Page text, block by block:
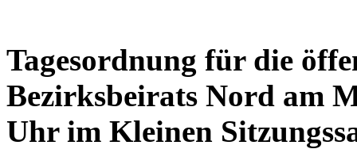
Tagesordnung für die
Bezirksbeirats Nord am
Uhr im Kleinen